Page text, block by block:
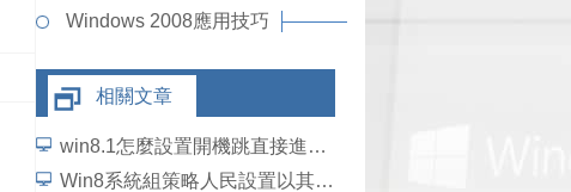
Windows 2008應用技巧
相關文章
win8.1怎麼設置開機跳直接進入經典桌面？
Win8系統組策略人民設置以其他用戶身份運行應用